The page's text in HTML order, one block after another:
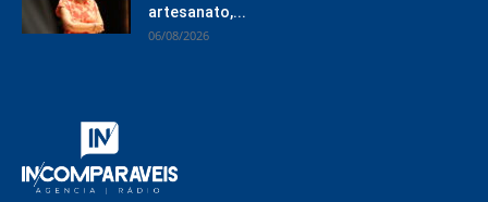
artesanato,...
06/08/2026